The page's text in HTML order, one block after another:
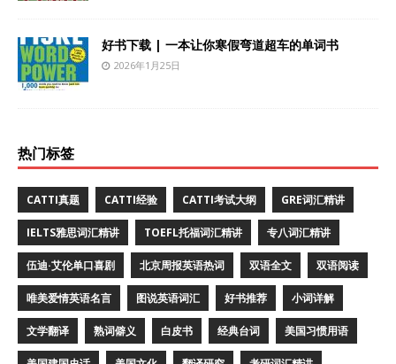
好书下载 | 一本让你寒假弯道超车的单词书
2026年1月25日
热门标签
CATTI真题 CATTI经验 CATTI考试大纲 GRE词汇精讲
IELTS雅思词汇精讲 TOEFL托福词汇精讲 专八词汇精讲
伍迪·艾伦单口喜剧 北京周报英语热词 双语全文 双语阅读
唯美爱情英语名言 图说英语词汇 好书推荐 小词详解
文学翻译 熟词僻义 白皮书 经典台词 美国习惯用语